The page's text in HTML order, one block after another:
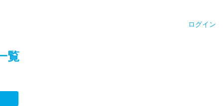
ログイン
覧